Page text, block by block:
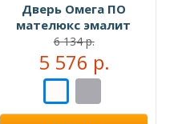
Дверь Омега ПО
мателюкс эмалит
белый
6 134 р.
5 576 р.